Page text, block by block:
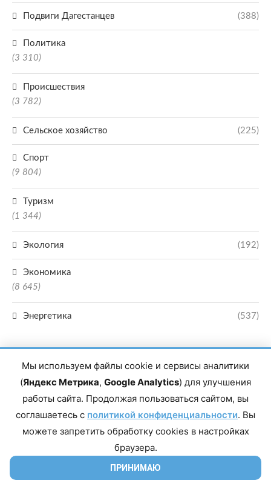
Подвиги Дагестанцев (388)
Политика
(3 310)
Происшествия
(3 782)
Сельское хозяйство (225)
Спорт
(9 804)
Туризм
(1 344)
Экология (192)
Экономика
(8 645)
Энергетика (537)
Главный редактор сетевого издания Магомаев Тимур Нухович. Контакты
редакции: 8(988)-292-94-34 Почта: vestiskfo@gmail.com По вопросам
Дагестан, г. Махачкала, пр-т Насрутдинова, д. 1а. Все права защищены.
Копирование и использование полных материалов запрещено, частичное
цитирование возможно только при условии гиперссылки на сайт mirmol.ru.
Мы используем файлы cookie и сервисы аналитики
(Яндекс Метрика, Google Analytics) для улучшения
работы сайта. Продолжая пользоваться сайтом, вы
соглашаетесь с политикой конфиденциальности. Вы
можете запретить обработку cookies в настройках
браузера.
ПРИНИМАЮ